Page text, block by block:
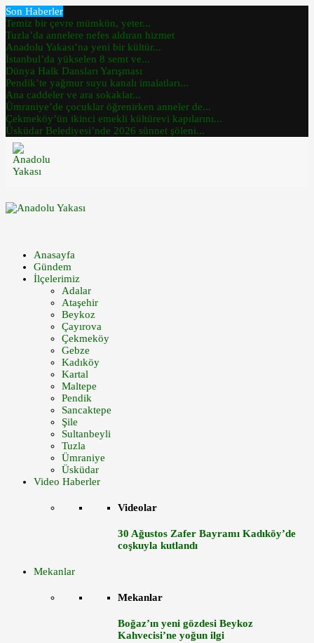
Son Haberler
Temiz bir çevre mümkün, yeter...
Tuzla’da annelere nefes aldıran hizmet
Anadolu Yakası’na yeni bir kültür...
İstanbul’da yükselen 8 semt ve...
Dünya Halk Dansları Yarışması
Pendik’te yağmur suyu kanalı imalatları...
Ana caddeler ve ara sokaklar...
Ümraniye’de çocuklar öğrenirken anneler de...
Çekmeköy’ün ikinci emekli kültürevi kapılarını...
Üsküdar Belediyesi’nde 2026 sünnet şöleni...
Anasayfa
Gündem
İlçelerimiz
Adalar
Ataşehir
Beykoz
Çayırova
Çekmeköy
Gebze
Kadıköy
Kartal
Maltepe
Pendik
Sancaktepe
Şile
Sultanbeyli
Tuzla
Ümraniye
Üsküdar
Video Haberler
Videolar
30 Ağustos Zafer Bayramı Kadıköy’de
coşkuyla kutlandı
Mekanlar
Mekanlar
Boğaz’ın yeni gözdesi Beykoz
Kahvecisi’ne yoğun ilgi